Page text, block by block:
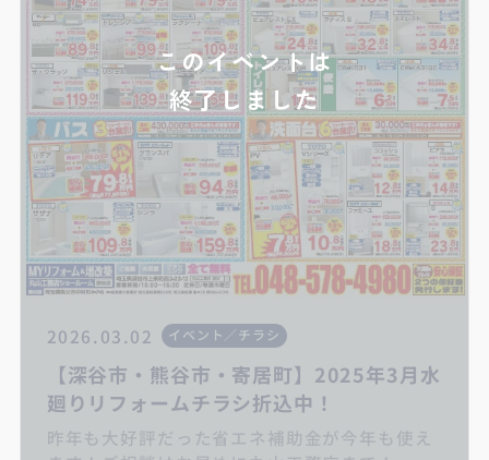
2026.03.02 イベント／チラシ
【深谷市・熊谷市・寄居町】2025年3月水
廻りリフォームチラシ折込中！
昨年も大好評だった省エネ補助金が今年も使え
このイベントは
終了しました